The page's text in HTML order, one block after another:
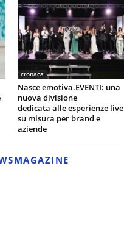
cronaca
Nasce emotiva.EVENTI: una
nuova divisione
dedicata alle esperienze live
su misura per brand e
aziende